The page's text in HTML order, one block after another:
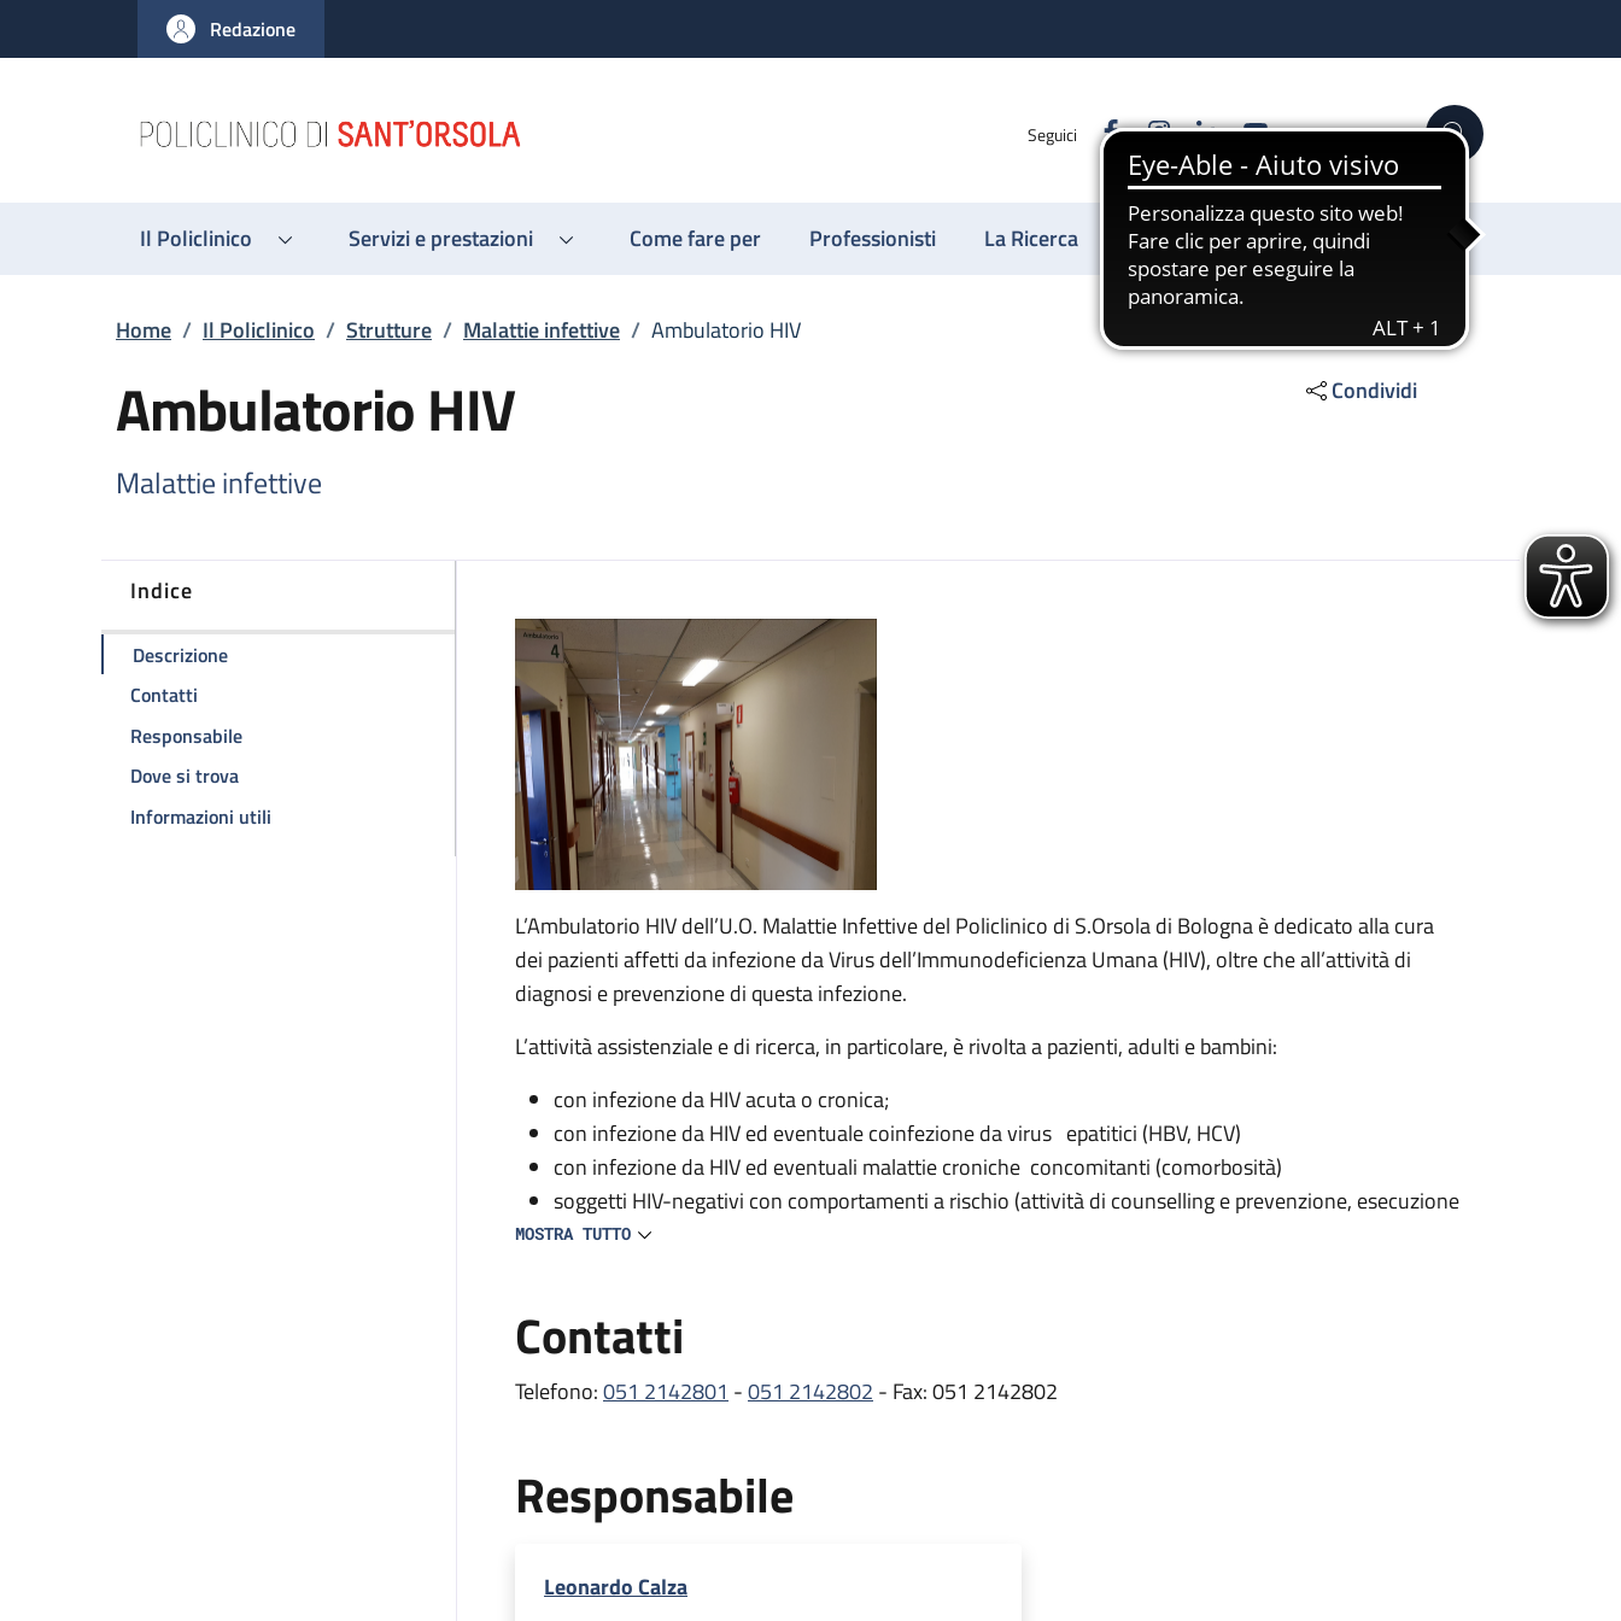
al contenuto principale
to footer content
Redazione
Seguici FacebookInstagram
LinkedinYouTube Cerca
Il Policlinico Servizi e prestazioni Come fare per Professionisti La Ricerca Sostienici
Briciole di pane
Home / Il Policlinico / Strutture / Malattie infettive / Ambulatorio HIV
Ambulatorio HIV
Malattie infettive
Condividi
Indice
Descrizionedella pagina Ambulatorio HIV
Contatti
Responsabiledella pagina Ambulatorio HIV
Dove si trovadella pagina Ambulatorio HIV
Informazioni utili
Descrizione
L’Ambulatorio HIV dell’U.O. Malattie Infettive del Policlinico di S.Orsola di Bologna è dedicato alla cura
dei pazienti affetti da infezione da Virus dell’Immunodeficienza Umana (HIV), oltre che all’attività di
diagnosi e prevenzione di questa infezione.
L’attività assistenziale e di ricerca, in particolare, è rivolta a pazienti, adulti e bambini:
con infezione da HIV acuta o cronica;
con infezione da HIV ed eventuale coinfezione da virus epatitici (HBV, HCV)
con infezione da HIV ed eventuali malattie croniche concomitanti (comorbosità)
soggetti HIV-negativi con comportamenti a rischio (attività di counselling e prevenzione, esecuzione
del test HIV).
antiretrovirali) e partecipa a vari studi clinici nazionali e internazionali relativi all’infezione da HIV,
alle comorbosità e all’efficacia/tollerabilità dei farmaci antiretrovirali.
L’ambulatorio si occupa dei pazienti con infezione da HIV, svolgendo un’attività assistenziale che
monitoraggio dell’infezione, oltre alla prescrizione e distribuzione della terapia antiretrovirale e degli altri
farmaci per il trattamento delle comorbosità (erogati dalla Farmacia Ospedaliera con un punto di
MOSTRA TUTTO
Contatti
Telefono:051 2142801 -051 2142802 - Fax: 051 2142802
Responsabile
Leonardo Calza